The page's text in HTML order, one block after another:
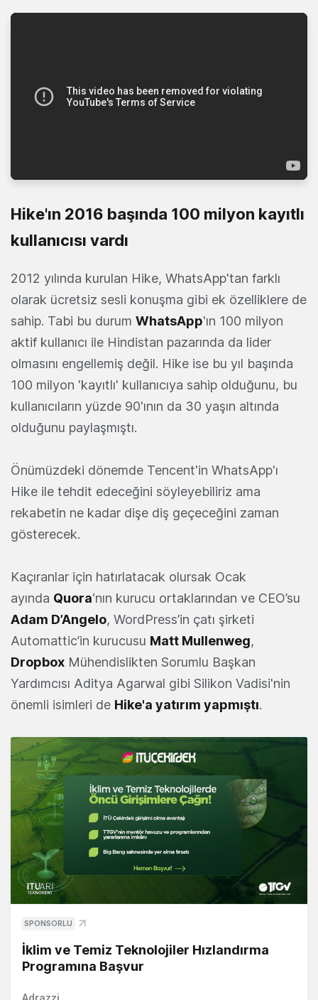
Hike'ın 2016 başında 100 milyon kayıtlı
kullanıcısı vardı
2012 yılında kurulan Hike, WhatsApp'tan farklı
olarak ücretsiz sesli konuşma gibi ek özelliklere de
sahip. Tabi bu durum WhatsApp'ın 100 milyon
aktif kullanıcı ile Hindistan pazarında da lider
olmasını engellemiş değil. Hike ise bu yıl başında
100 milyon 'kayıtlı' kullanıcıya sahip olduğunu, bu
kullanıcıların yüzde 90'ının da 30 yaşın altında
olduğunu paylaşmıştı.
Önümüzdeki dönemde Tencent'in WhatsApp'ı
Hike ile tehdit edeceğini söyleyebiliriz ama
rekabetin ne kadar dişe diş geçeceğini zaman
gösterecek.
Kaçıranlar için hatırlatacak olursak Ocak
ayında Quora‘nın kurucu ortaklarından ve CEO’su
Adam D’Angelo, WordPress’in çatı şirketi
Automattic’in kurucusu Matt Mullenweg,
Dropbox Mühendislikten Sorumlu Başkan
Yardımcısı Aditya Agarwal gibi Silikon Vadisi'nin
önemli isimleri de Hike'a yatırım yapmıştı.
SPONSORLU
İklim ve Temiz Teknolojiler Hızlandırma
Programına Başvur